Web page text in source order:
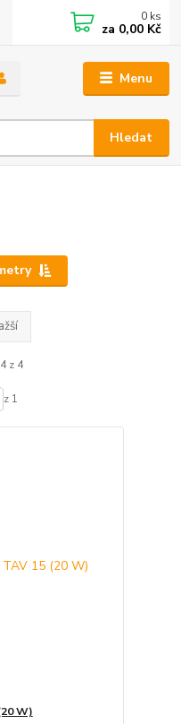
Menu
Hledat
0 ks
za 0,00 Kč
z 4
z 1
W)